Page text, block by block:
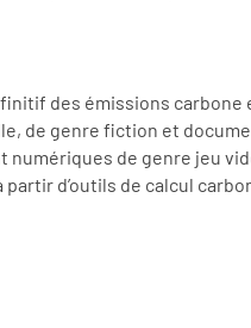
des émissions carbone
de genre fiction et
numériques de genre jeu
d’outils de calcul